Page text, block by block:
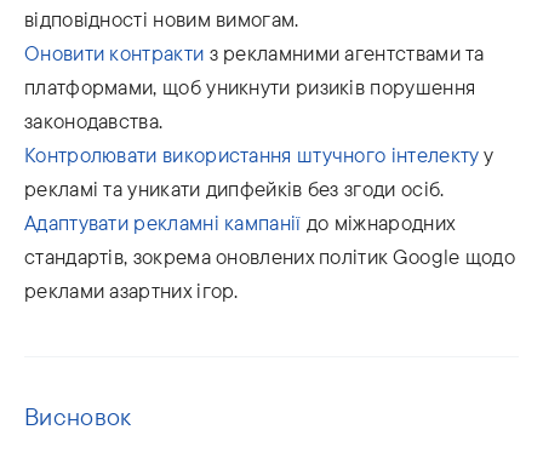
відповідності новим вимогам.
Оновити контракти з рекламними агентствами та
платформами, щоб уникнути ризиків порушення
законодавства.
Контролювати використання штучного інтелектуу
рекламі та уникати дипфейків без згоди осіб.
Адаптувати рекламні кампанії до міжнародних
стандартів, зокрема оновлених політик Google щодо
реклами азартних ігор.
Висновок